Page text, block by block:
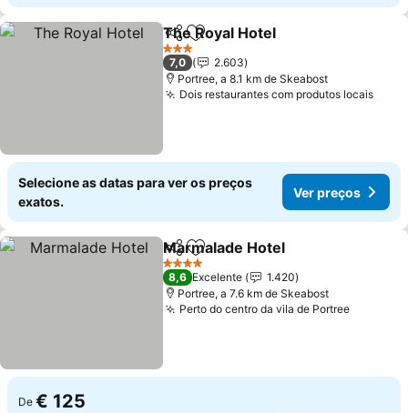
PartilharAdicionar aos favoritos
The Royal Hotel
3 Estrelas
7,0
2.603
Portree, a 8.1 km de Skeabost
Dois restaurantes com produtos locaisVer
Selecione as datas para ver os preços
exatos.
Ver preços
PartilharAdicionar aos favoritos
Marmalade Hotel
4 Estrelas
8,6 Excelente
1.420
Portree, a 7.6 km de Skeabost
Perto do centro da vila de PortreeVer
De € 125